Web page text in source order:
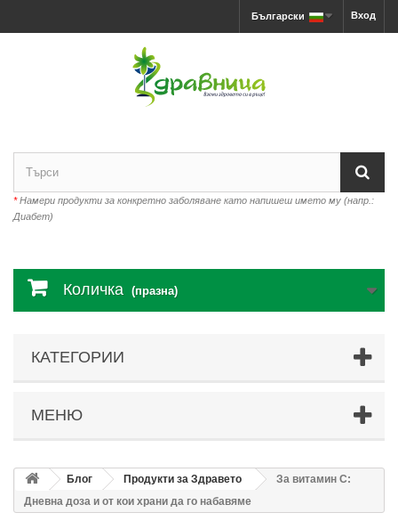
Вход
Български
*Намери продукти за конкретно заболяване като напишеш името му (напр.:
Диабет)
Количка (празна)
КАТЕГОРИИ
МЕНЮ
Блог Продукти за Здравето
За витамин С:
Дневна доза и от кои храни да го набавяме